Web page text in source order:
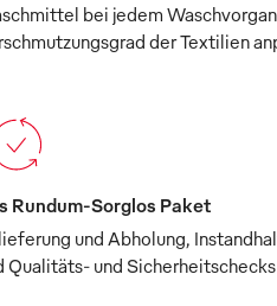
bei jedem
der Textilien
Rundum-Sorglos Paket
und Abholung,
Qualitäts- und